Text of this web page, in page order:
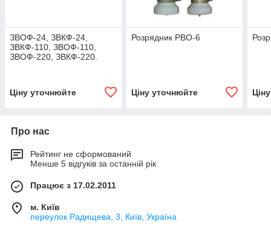
ЗВОФ-24, ЗВКФ-24,
ЗВКФ-110, ЗВОФ-110,
ЗВОФ-220, ЗВКФ-220.
Ціну уточнюйте
Розрядник РВО-6
Ціну уточнюйте
Про нас
Рейтинг не сформований
Менше 5 відгуків за останній рік
Працює з 17.02.2011
м. Київ
переулок Радищева, 3, Київ, Україна